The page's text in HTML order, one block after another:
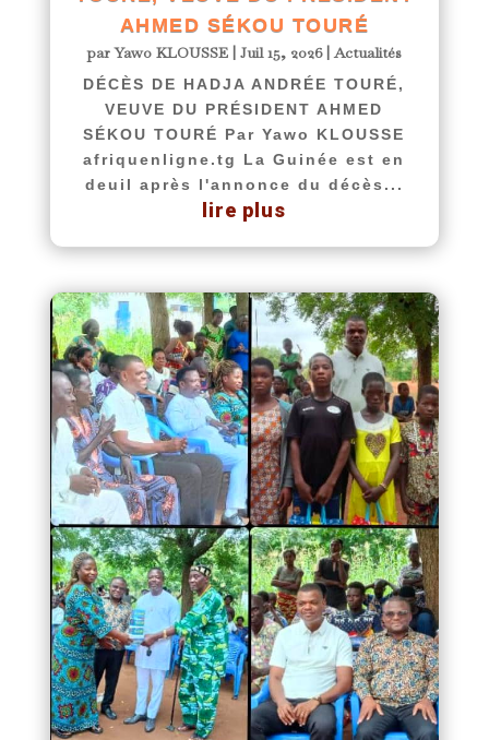
AHMED SÉKOU TOURÉ
parYawo KLOUSSE |Juil 15, 2026|Actualités
DÉCÈS DE HADJA ANDRÉE TOURÉ,
VEUVE DU PRÉSIDENT AHMED
SÉKOU TOURÉ Par Yawo KLOUSSE
afriquenligne.tg La Guinée est en
deuil après l'annonce du décès...
lire plus